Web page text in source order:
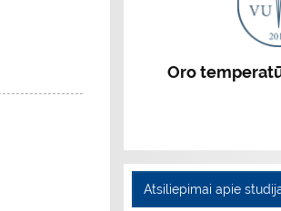
Oro
Atsiliepimai apie